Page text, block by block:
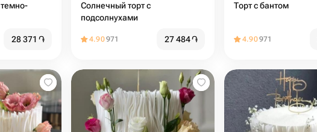
28 371 ֏
Солнечный торт с
подсолнухами
4.90971 27 484֏
Торт с бантом
4.90971